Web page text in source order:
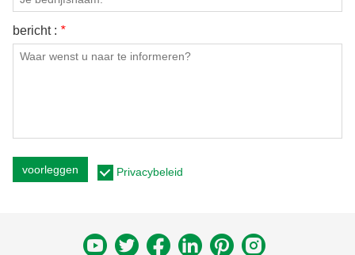
bericht : *
voorleggen Privacybeleid